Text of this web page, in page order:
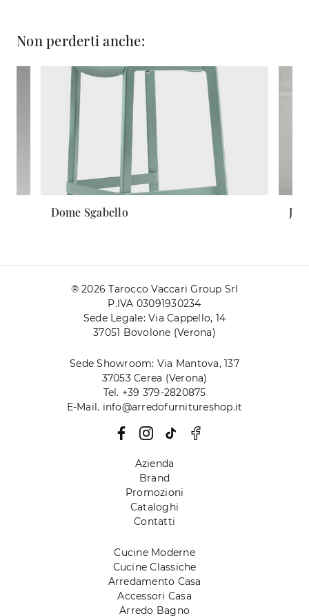
Non perderti anche:
Dome Sgabello
® 2026 Tarocco Vaccari Group Srl
P.IVA 03091930234
Sede Legale: Via Cappello, 14
37051 Bovolone (Verona)
Sede Showroom: Via Mantova, 137
37053 Cerea (Verona)
Tel. +39 379-2820875
E-Mail. info@arredofurnitureshop.it
Azienda
Brand
Promozioni
Cataloghi
Contatti
Cucine Moderne
Cucine Classiche
Arredamento Casa
Accessori Casa
Arredo Bagno